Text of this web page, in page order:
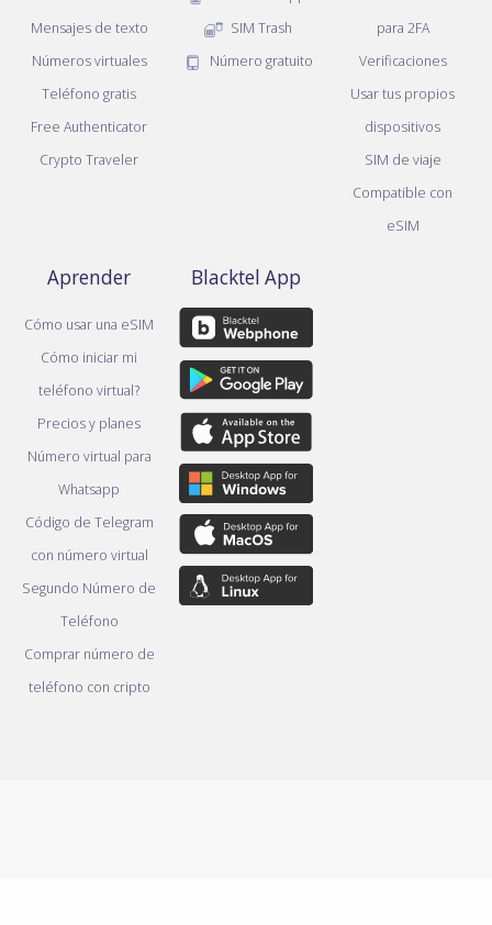
Mensajes de texto
Números virtuales
Teléfono gratis
Free Authenticator
Crypto Traveler
SIM Trash
Número gratuito
para 2FA
Verificaciones
Usar tus propios
dispositivos
SIM de viaje
Compatible con
eSIM
Aprender
Cómo usar una eSIM
Cómo iniciar mi
teléfono virtual?
Precios y planes
Número virtual para
Whatsapp
Código de Telegram
con número virtual
Segundo Número de
Teléfono
Comprar número de
teléfono con cripto
Blacktel App